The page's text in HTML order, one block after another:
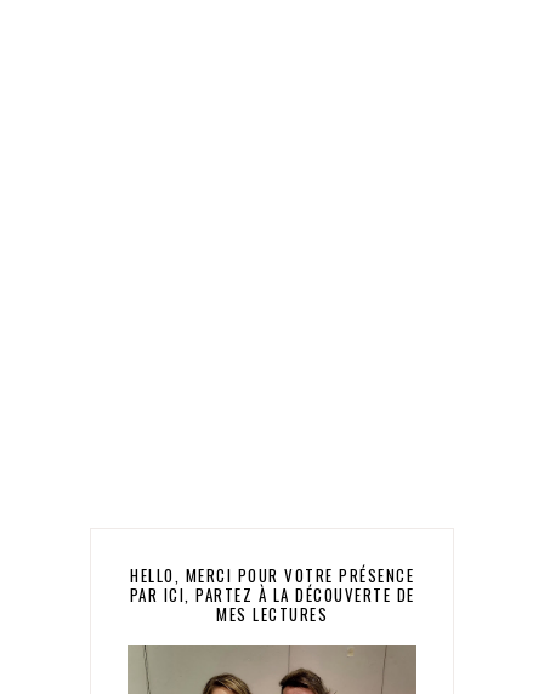
HELLO, MERCI POUR VOTRE PRÉSENCE
PAR ICI, PARTEZ À LA DÉCOUVERTE DE
MES LECTURES